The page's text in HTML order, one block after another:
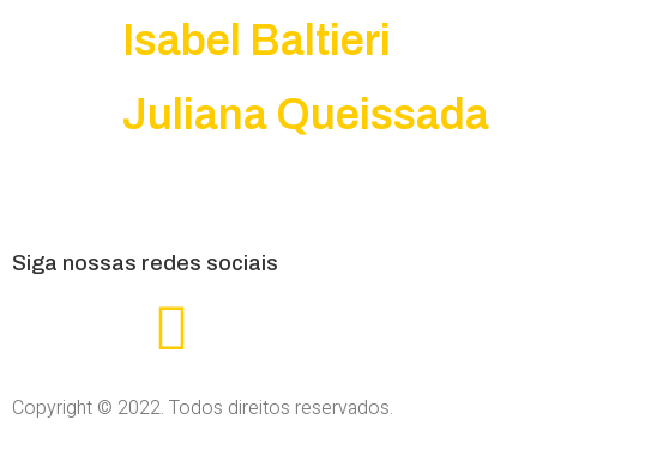
Isabel Baltieri
Juliana Queissada
Siga nossas redes sociais
Copyright © 2022. Todos direitos reservados.